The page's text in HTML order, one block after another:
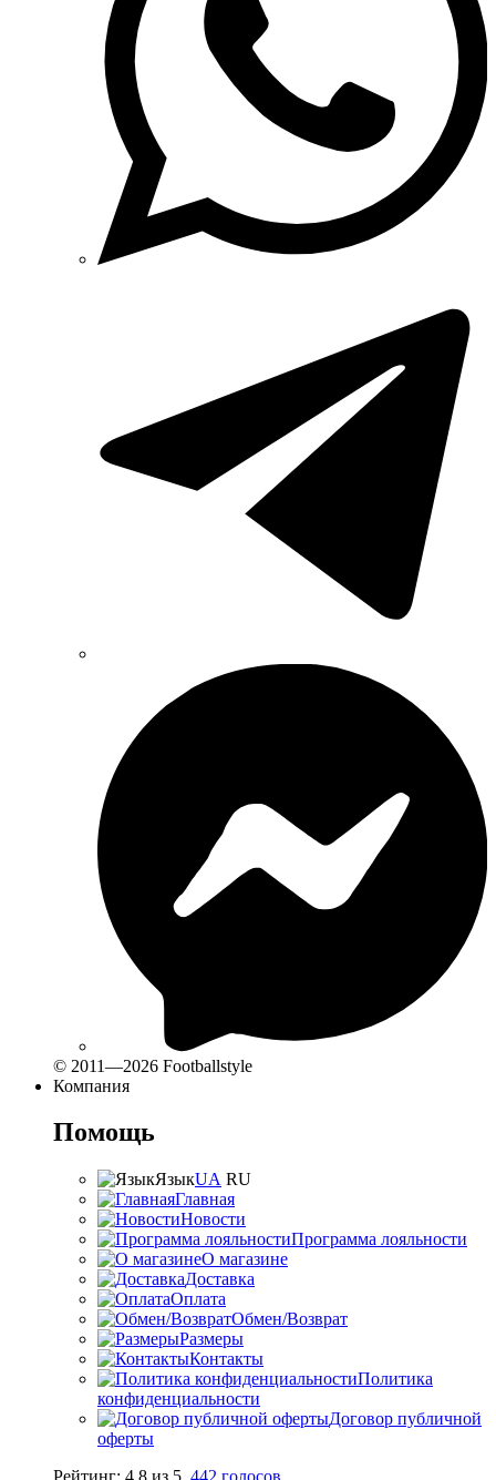
© 2011—2026 Footballstyle
Компания
Помощь
ЯзыкUA RU
Главная
Новости
Программа лояльности
О магазине
Доставка
Оплата
Обмен/Возврат
Размеры
Контакты
Политика
конфиденциальности
Договор публичной
оферты